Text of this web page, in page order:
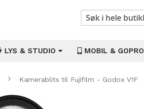
Søk
LYS & STUDIO MOBIL & GOPRO
Kamerablits til Fujifilm - Godox V1F